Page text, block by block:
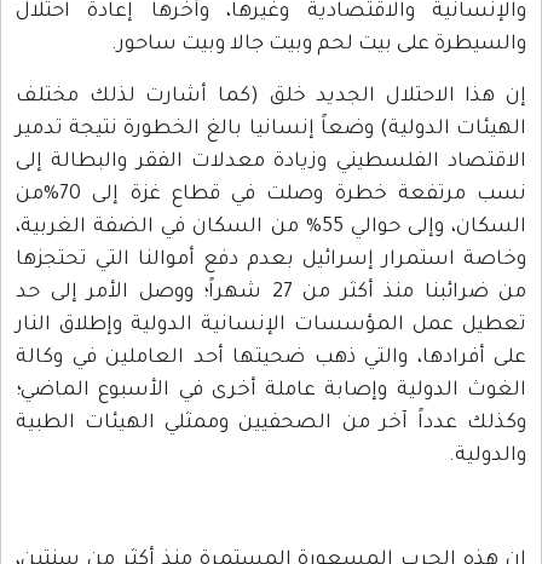
والإنسانية والاقتصادية وغيرها، وآخرها إعادة احتلال
والسيطرة على بيت لحم وبيت جالا وبيت ساحور.
إن هذا الاحتلال الجديد خلق (كما أشارت لذلك مختلف
الهيئات الدولية) وضعاً إنسانيا بالغ الخطورة نتيجة تدمير
الاقتصاد الفلسطيني وزيادة معدلات الفقر والبطالة إلى
نسب مرتفعة خطرة وصلت في قطاع غزة إلى 70%من
السكان، وإلى حوالي 55% من السكان في الضفة الغربية،
وخاصة استمرار إسرائيل بعدم دفع أموالنا التي تحتجزها
من ضرائبنا منذ أكثر من 27 شهراً؛ ووصل الأمر إلى حد
تعطيل عمل المؤسسات الإنسانية الدولية وإطلاق النار
على أفرادها، والتي ذهب ضحيتها أحد العاملين في وكالة
الغوث الدولية وإصابة عاملة أخرى في الأسبوع الماضي؛
وكذلك عدداً آخر من الصحفيين وممثلي الهيئات الطبية
والدولية.